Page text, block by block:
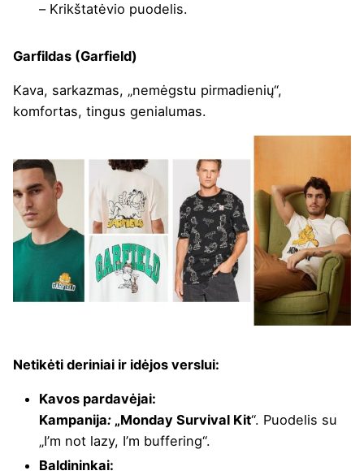
– Krikštatėvio puodelis.
Garfildas (Garfield)
Kava, sarkazmas, „nemėgstu pirmadienių“,
komfortas, tingus genialumas.
Netikėti deriniai ir idėjos verslui:
Kavos pardavėjai:
Kampanija: „Monday Survival Kit“. Puodelis su
„I’m not lazy, I’m buffering“.
Baldininkai: